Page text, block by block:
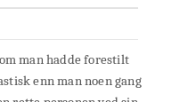
man hadde forestilt
enn man noen gang